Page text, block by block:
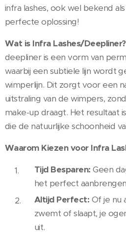
infra lashes, ook wel bekend
perfecte oplossing!
Wat is Infra Lashes/Deepliner?
deepliner is een vorm van
waarbij een subtiele lijn wordt
wimperlijn. Dit zorgt voor een
uitstraling van de wimpers,
make-up draagt. Het resultaat
die de natuurlijke schoonheid
Waarom Kiezen voor Infra
Tijd Besparen: Geen
het perfect
Altijd Perfect: Of je nu
zwemt of slaapt, je
uit.